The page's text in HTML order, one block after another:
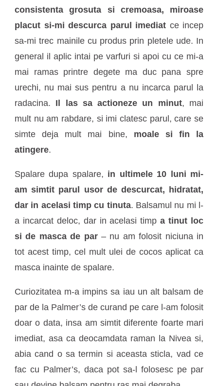
consistenta grosuta si cremoasa, miroase
placut si-mi descurca parul imediat ce incep
sa-mi trec mainile cu produs prin pletele ude. In
general il aplic intai pe varfuri si apoi cu ce mi-a
mai ramas printre degete ma duc pana spre
urechi, nu mai sus pentru a nu incarca parul la
radacina. Il las sa actioneze un minut, mai
mult nu am rabdare, si imi clatesc parul, care se
simte deja mult mai bine, moale si fin la
atingere.
Spalare dupa spalare, in ultimele 10 luni mi-
am simtit parul usor de descurcat, hidratat,
dar in acelasi timp cu tinuta. Balsamul nu mi l-
a incarcat deloc, dar in acelasi timpa tinut loc
si de masca de par– nu am folosit niciuna in
tot acest timp, cel mult ulei de cocos aplicat ca
masca inainte de spalare.
Curiozitatea m-a impins sa iau un alt balsam de
par de la Palmer’s de curand pe care l-am folosit
doar o data, insa am simtit diferente foarte mari
imediat, asa ca deocamdata raman la Nivea si,
abia cand o sa termin si aceasta sticla, vad ce
fac cu Palmer’s, daca pot sa-l folosesc pe par